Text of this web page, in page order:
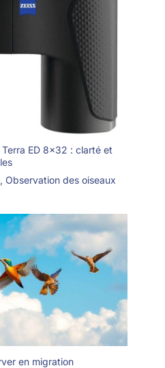
ED 8×32 : clarté et
, Observation des oiseaux
en migration